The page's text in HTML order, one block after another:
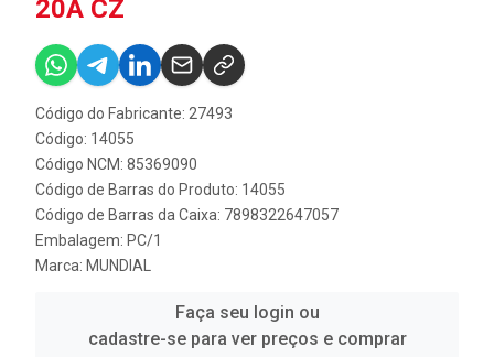
20A CZ
Código do Fabricante: 27493
Código: 14055
Código NCM: 85369090
Código de Barras do Produto: 14055
Código de Barras da Caixa: 7898322647057
Embalagem: PC/1
Marca: MUNDIAL
Faça seu login ou
cadastre-se para ver preços e comprar